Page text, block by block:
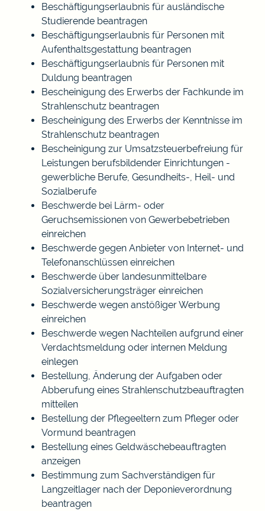
Beschäftigungserlaubnis für ausländische
Studierende beantragen
Beschäftigungserlaubnis für Personen mit
Aufenthaltsgestattung beantragen
Beschäftigungserlaubnis für Personen mit
Duldung beantragen
Bescheinigung des Erwerbs der Fachkunde im
Strahlenschutz beantragen
Bescheinigung des Erwerbs der Kenntnisse im
Strahlenschutz beantragen
Bescheinigung zur Umsatzsteuerbefreiung für
Leistungen berufsbildender Einrichtungen -
gewerbliche Berufe, Gesundheits-, Heil- und
Sozialberufe
Beschwerde bei Lärm- oder
Geruchsemissionen von Gewerbebetrieben
einreichen
Beschwerde gegen Anbieter von Internet- und
Telefonanschlüssen einreichen
Beschwerde über landesunmittelbare
Sozialversicherungsträger einreichen
Beschwerde wegen anstößiger Werbung
einreichen
Beschwerde wegen Nachteilen aufgrund einer
Verdachtsmeldung oder internen Meldung
einlegen
Bestellung, Änderung der Aufgaben oder
Abberufung eines Strahlenschutzbeauftragten
mitteilen
Bestellung der Pflegeeltern zum Pfleger oder
Vormund beantragen
Bestellung eines Geldwäschebeauftragten
anzeigen
Bestimmung zum Sachverständigen für
Langzeitlager nach der Deponieverordnung
beantragen